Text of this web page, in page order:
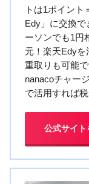
トは1ポイン
Edy」に交換で
ーソンでも1円
元！楽天Edy
重取りも可能
nanacoチャー
で活用すれば
公式サイト